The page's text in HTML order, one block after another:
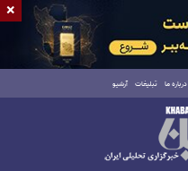
درباره ما تبلیغات آرشیو
×